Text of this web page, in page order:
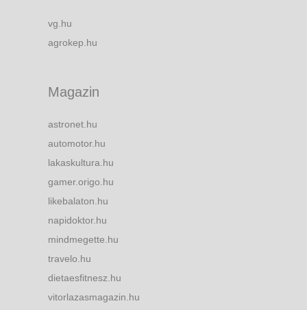
vg.hu
agrokep.hu
Magazin
astronet.hu
automotor.hu
lakaskultura.hu
gamer.origo.hu
likebalaton.hu
napidoktor.hu
mindmegette.hu
travelo.hu
dietaesfitnesz.hu
vitorlazasmagazin.hu